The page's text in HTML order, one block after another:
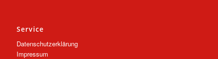
Service
Datenschutzerklärung
Impressum